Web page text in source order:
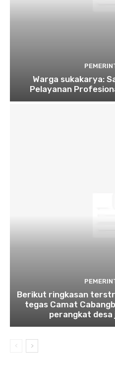
Warga sukakarya:
Pelayanan
Berikut ringkasan
tegas Camat
perangkat desa